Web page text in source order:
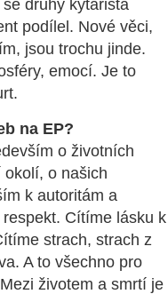
druhý kytarista
podílel. Nové věci,
jsou trochu jinde.
emocí. Je to
na EP?
o životních
o našich
k autoritám a
Cítíme lásku k
strach, strach z
A to všechno pro
životem a smrtí je